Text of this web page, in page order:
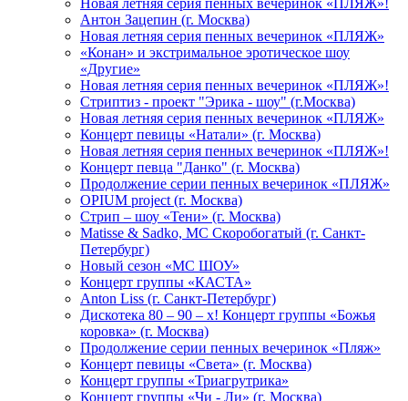
Новая летняя серия пенных вечеринок «ПЛЯЖ»!
Антон Зацепин (г. Москва)
Новая летняя серия пенных вечеринок «ПЛЯЖ»
«Конан» и экстримальное эротическое шоу
«Другие»
Новая летняя серия пенных вечеринок «ПЛЯЖ»!
Стриптиз - проект "Эрика - шоу" (г.Москва)
Новая летняя серия пенных вечеринок «ПЛЯЖ»
Концерт певицы «Натали» (г. Москва)
Новая летняя серия пенных вечеринок «ПЛЯЖ»!
Концерт певца "Данко" (г. Москва)
Продолжение серии пенных вечеринок «ПЛЯЖ»
OPIUM project (г. Москва)
Стрип – шоу «Тени» (г. Москва)
Matissе & Sadko, MC Скоробогатый (г. Санкт-
Петербург)
Новый сезон «МС ШОУ»
Концерт группы «КАСТА»
Anton Liss (г. Санкт-Петербург)
Дискотека 80 – 90 – х! Концерт группы «Божья
коровка» (г. Москва)
Продолжение серии пенных вечеринок «Пляж»
Концерт певицы «Света» (г. Москва)
Концерт группы «Триагрутрика»
Концерт группы «Чи - Ли» (г. Москва)